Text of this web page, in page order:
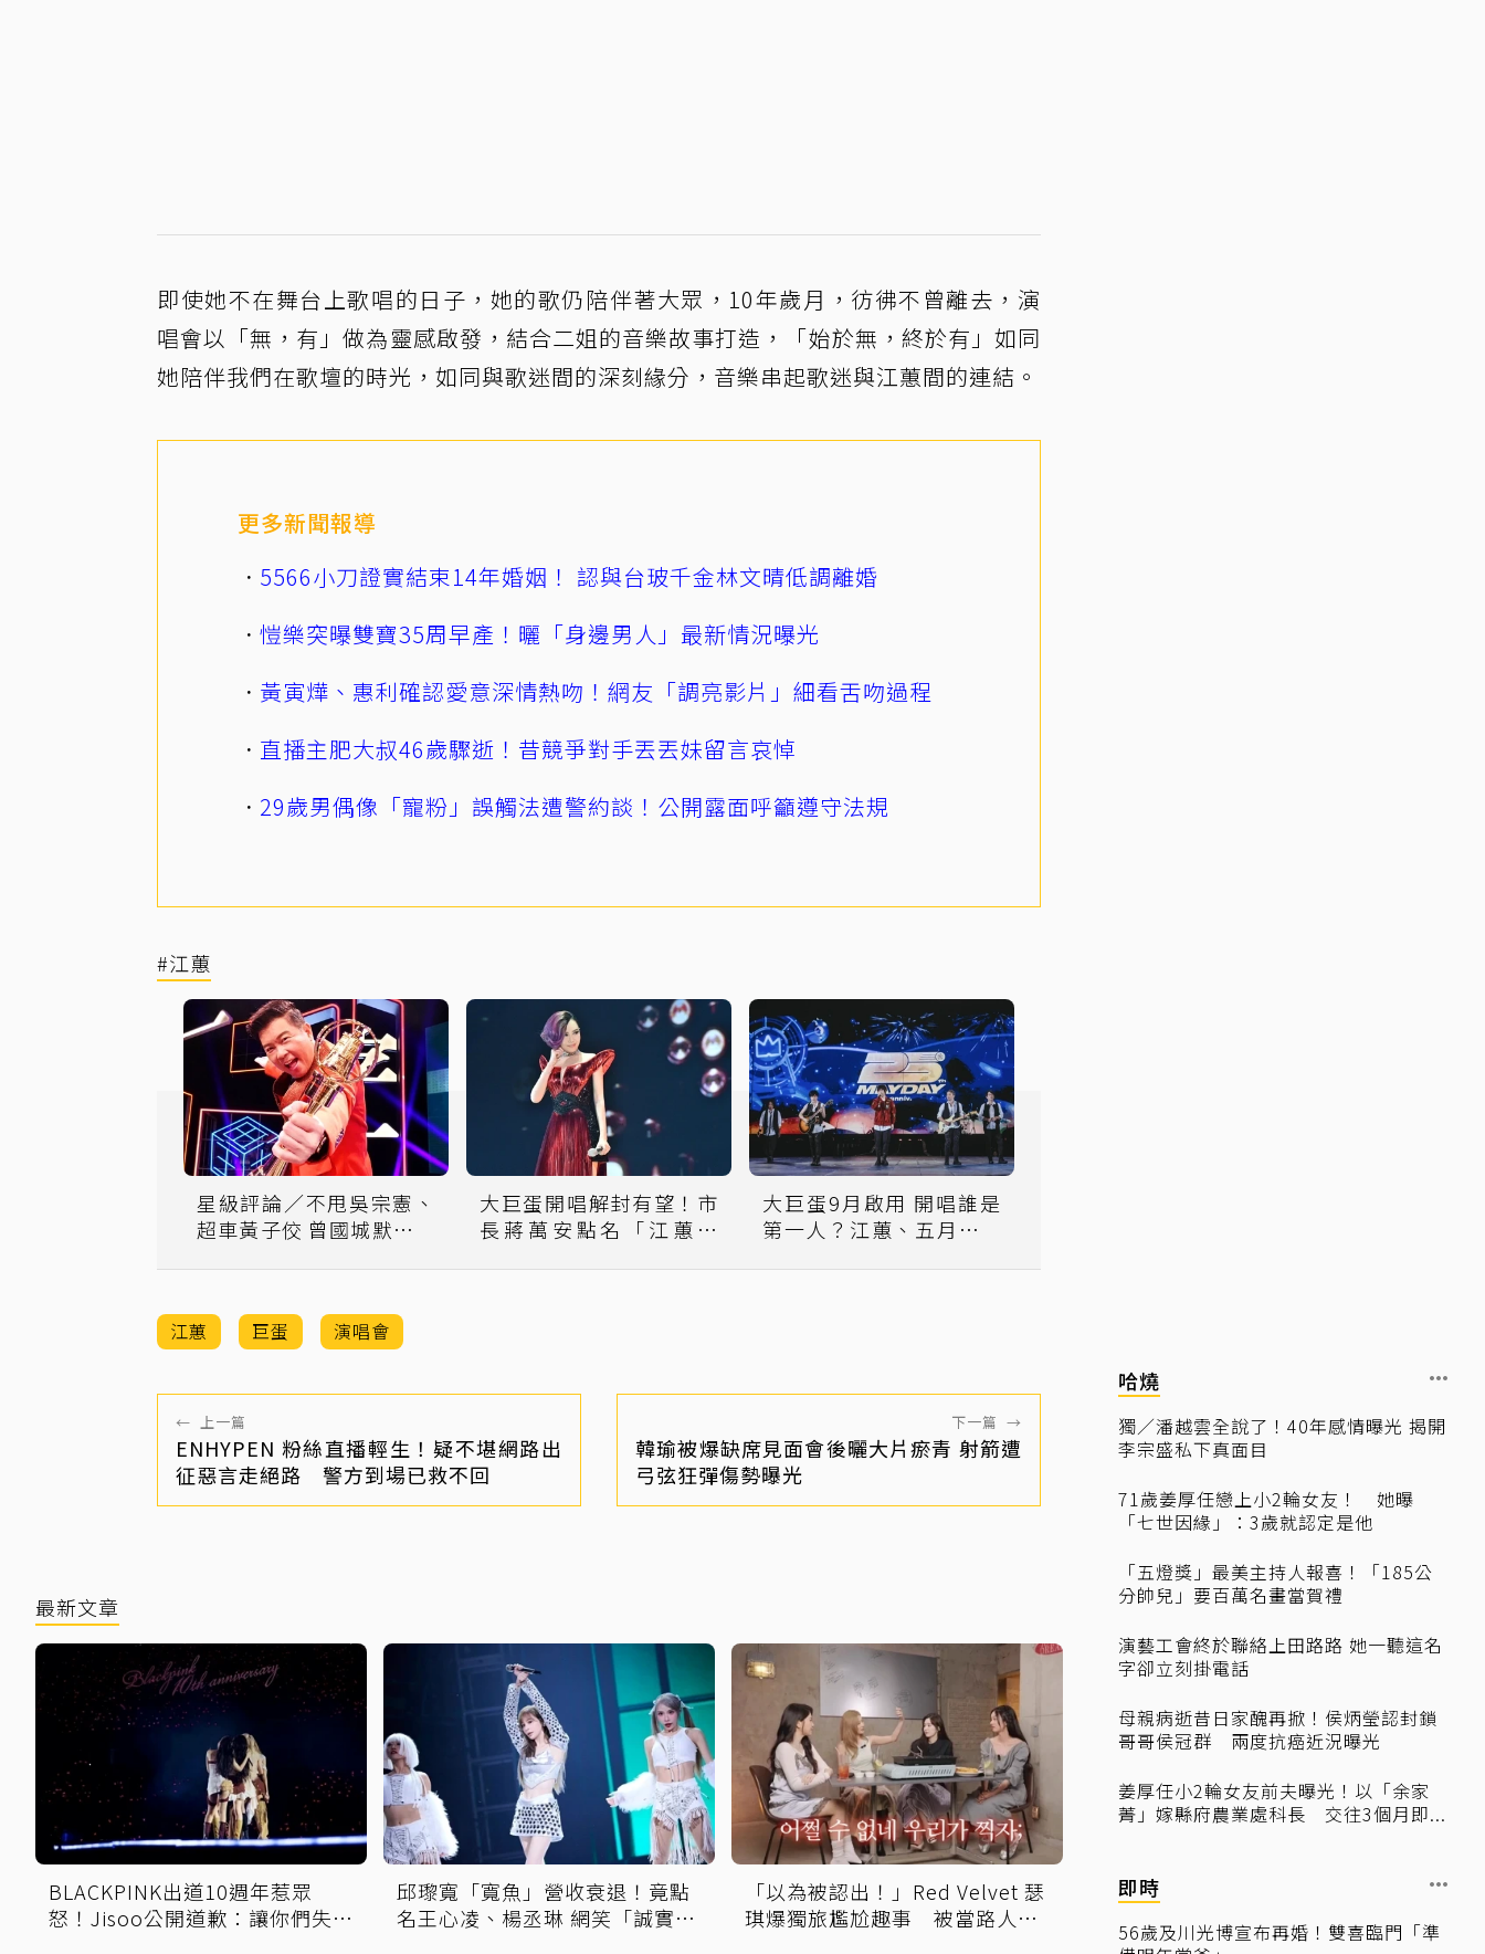
即使她不在舞台上歌唱的日子，她的歌仍陪伴著大眾，10年歲月，彷彿不曾離去，演
唱會以「無，有」做為靈感啟發，結合二姐的音樂故事打造，「始於無，終於有」如同
她陪伴我們在歌壇的時光，如同與歌迷間的深刻緣分，音樂串起歌迷與江蕙間的連結。
更多新聞報導
5566小刀證實結束14年婚姻！ 認與台玻千金林文晴低調離婚
愷樂突曝雙寶35周早產！曬「身邊男人」最新情況曝光
黃寅燁、惠利確認愛意深情熱吻！網友「調亮影片」細看舌吻過程
直播主肥大叔46歲驟逝！昔競爭對手丟丟妹留言哀悼
29歲男偶像「寵粉」誤觸法遭警約談！公開露面呼籲遵守法規
#江蕙
星級評論／不甩吳宗憲、
超車黃子佼 曾國城默默成
大巨蛋開唱解封有望！市
長蔣萬安點名「江蕙復
大巨蛋9月啟用 開唱誰是
第一人？江蕙、五月天都
江蕙 巨蛋 演唱會
← 上一篇
ENHYPEN 粉絲直播輕生！疑不堪網路出
征惡言走絕路 警方到場已救不回
下一篇 →
韓瑜被爆缺席見面會後曬大片瘀青 射箭遭
弓弦狂彈傷勢曝光
最新文章
BLACKPINK出道10週年惹眾
怒！Jisoo公開道歉：讓你們失望
邱瓈寬「寬魚」營收衰退！竟點
名王心凌、楊丞琳 網笑「誠實到
「以為被認出！」Red Velvet 瑟
琪爆獨旅尷尬趣事 被當路人幫
哈燒
獨／潘越雲全說了！40年感情曝光 揭開
李宗盛私下真面目
71歲姜厚任戀上小2輪女友！ 她曝
「七世因緣」：3歲就認定是他
「五燈獎」最美主持人報喜！「185公
分帥兒」要百萬名畫當賀禮
演藝工會終於聯絡上田路路 她一聽這名
字卻立刻掛電話
母親病逝昔日家醜再掀！侯炳瑩認封鎖
哥哥侯冠群 兩度抗癌近況曝光
姜厚任小2輪女友前夫曝光！以「余家
菁」嫁縣府農業處科長 交往3個月即...
即時
56歲及川光博宣布再婚！雙喜臨門「準